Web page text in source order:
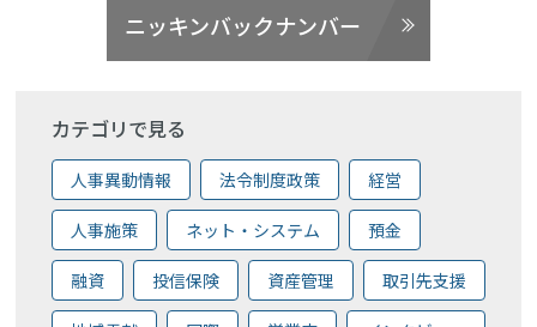
ニッキンバックナンバー
カテゴリで見る
人事異動情報 法令制度政策 経営
人事施策 ネット・システム 預金
融資 投信保険 資産管理 取引先支援